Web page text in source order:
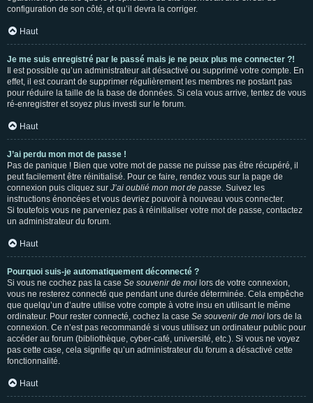
configuration de son côté, et qu’il devra la corriger.
Haut
Je me suis enregistré par le passé mais je ne peux plus me connecter ?!
Il est possible qu’un administrateur ait désactivé ou supprimé votre compte. En
effet, il est courant de supprimer régulièrement les membres ne postant pas
pour réduire la taille de la base de données. Si cela vous arrive, tentez de vous
ré-enregistrer et soyez plus investi sur le forum.
Haut
J’ai perdu mon mot de passe !
Pas de panique ! Bien que votre mot de passe ne puisse pas être récupéré, il
peut facilement être réinitialisé. Pour ce faire, rendez vous sur la page de
connexion puis cliquez sur J’ai oublié mon mot de passe. Suivez les
instructions énoncées et vous devriez pouvoir à nouveau vous connecter.
Si toutefois vous ne parveniez pas à réinitialiser votre mot de passe, contactez
un administrateur du forum.
Haut
Pourquoi suis-je automatiquement déconnecté ?
Si vous ne cochez pas la case Se souvenir de moi lors de votre connexion,
vous ne resterez connecté que pendant une durée déterminée. Cela empêche
que quelqu’un d’autre utilise votre compte à votre insu en utilisant le même
ordinateur. Pour rester connecté, cochez la case Se souvenir de moi lors de la
connexion. Ce n’est pas recommandé si vous utilisez un ordinateur public pour
accéder au forum (bibliothèque, cyber-café, université, etc.). Si vous ne voyez
pas cette case, cela signifie qu’un administrateur du forum a désactivé cette
fonctionnalité.
Haut